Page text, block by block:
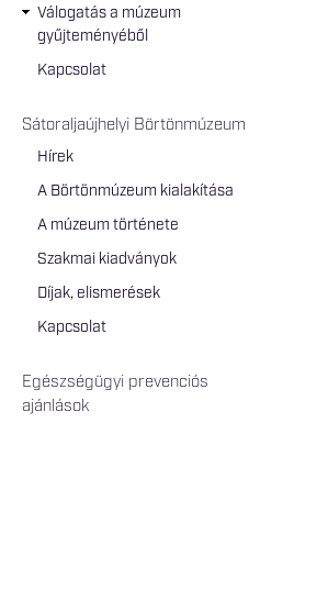
Válogatás a múzeum
gyűjteményéből
Kapcsolat
Sátoraljaújhelyi Börtönmúzeum
Hírek
A Börtönmúzeum kialakítása
A múzeum története
Szakmai kiadványok
Díjak, elismerések
Kapcsolat
Egészségügyi prevenciós
ajánlások